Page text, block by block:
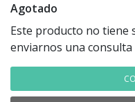
Agotado
Este producto no tiene
enviarnos una consulta